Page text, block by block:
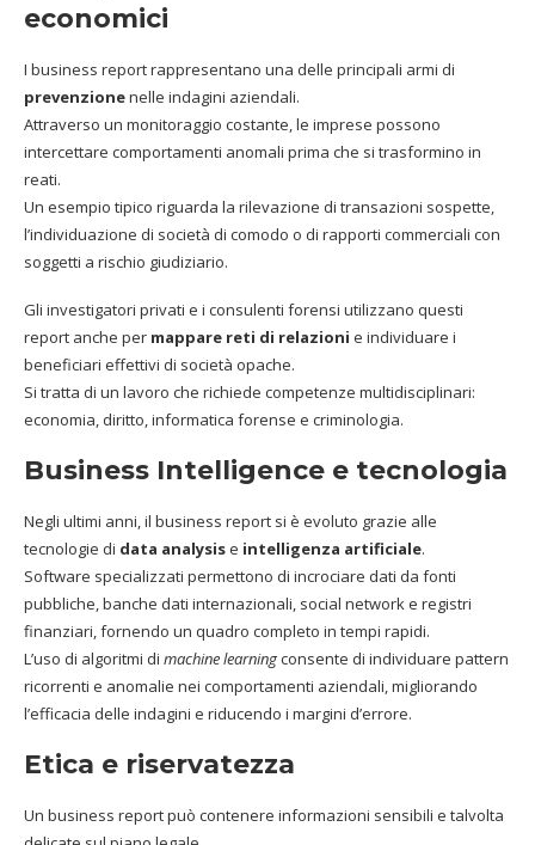
economici
I business report rappresentano una delle principali armi di
prevenzionenelle indagini aziendali.
Attraverso un monitoraggio costante, le imprese possono
intercettare comportamenti anomali prima che si trasformino in
reati.
Un esempio tipico riguarda la rilevazione di transazioni sospette,
l’individuazione di società di comodo o di rapporti commerciali con
soggetti a rischio giudiziario.
Gli investigatori privati e i consulenti forensi utilizzano questi
report anche per mappare reti di relazioni e individuare i
beneficiari effettivi di società opache.
Si tratta di un lavoro che richiede competenze multidisciplinari:
economia, diritto, informatica forense e criminologia.
Business Intelligence e tecnologia
Negli ultimi anni, il business report si è evoluto grazie alle
tecnologie di data analysise intelligenza artificiale.
Software specializzati permettono di incrociare dati da fonti
pubbliche, banche dati internazionali, social network e registri
finanziari, fornendo un quadro completo in tempi rapidi.
L’uso di algoritmi di machine learningconsente di individuare pattern
ricorrenti e anomalie nei comportamenti aziendali, migliorando
l’efficacia delle indagini e riducendo i margini d’errore.
Etica e riservatezza
Un business report può contenere informazioni sensibili e talvolta